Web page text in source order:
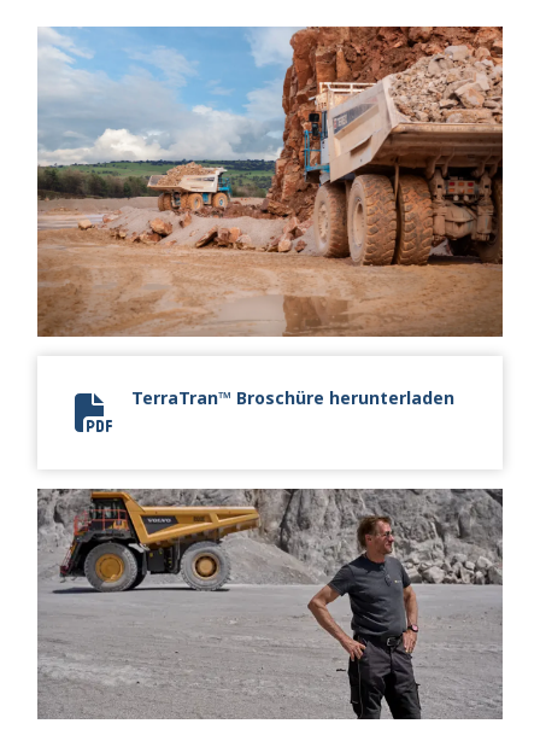
TerraTran Brochure
TerraTran™ Broschüre herunterladen